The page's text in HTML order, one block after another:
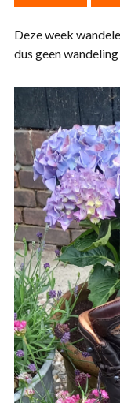
Deze week
dus geen